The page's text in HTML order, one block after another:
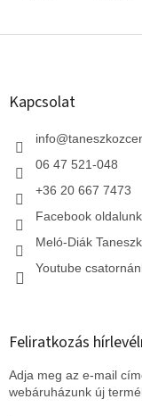
L
Kapcsolat
info@
06 47 521-048
+36 20 667 7473
Facebook oldalunk
Meló-Diák
Youtube
Feliratkozás
Adja meg az e-mail
webáruházunk új